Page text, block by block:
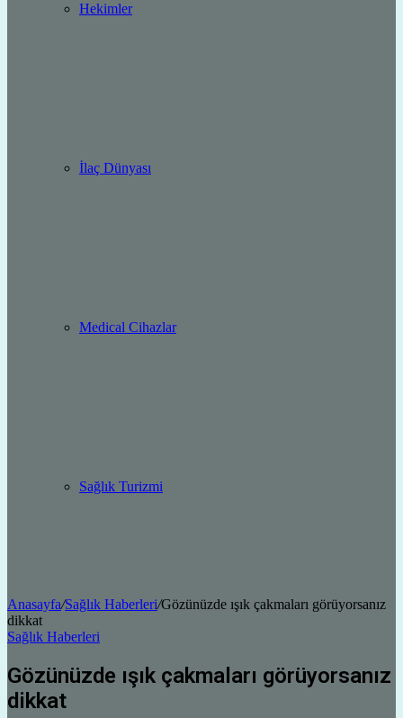
Hekimler
İlaç Dünyası
Medical Cihazlar
Sağlık Turizmi
Anasayfa/Sağlık Haberleri/Gözünüzde ışık çakmaları görüyorsanız
dikkat
Sağlık Haberleri
Gözünüzde ışık çakmaları görüyorsanız
dikkat